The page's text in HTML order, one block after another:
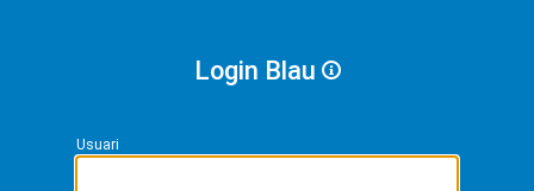
Login Blau
Usuari